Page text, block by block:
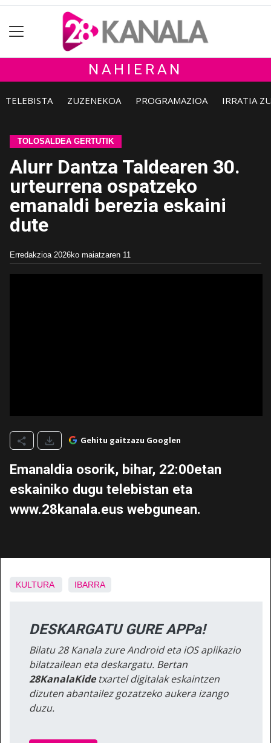
NAHIERAN
TELEBISTA ZUZENEKOA PROGRAMAZIOA IRRATIA
TOLOSALDEA GERTUTIK
Alurr Dantza Taldearen 30.
urteurrena ospatzeko
emanaldi berezia eskaini
dute
Erredakzioa 2026ko maiatzaren 11
Gehitu gaitzazu Googlen
Emanaldia osorik, bihar, 22:00etan
eskainiko dugu telebistan eta
www.28kanala.eus webgunean.
KULTURA IBARRA
DESKARGATU GURE APPa!
Bilatu 28 Kanala zure Android eta iOS aplikazio
bilatzailean eta deskargatu. Bertan
28KanalaKidetxartel digitalak eskaintzen
dizuten abantailez gozatzeko aukera izango
duzu.